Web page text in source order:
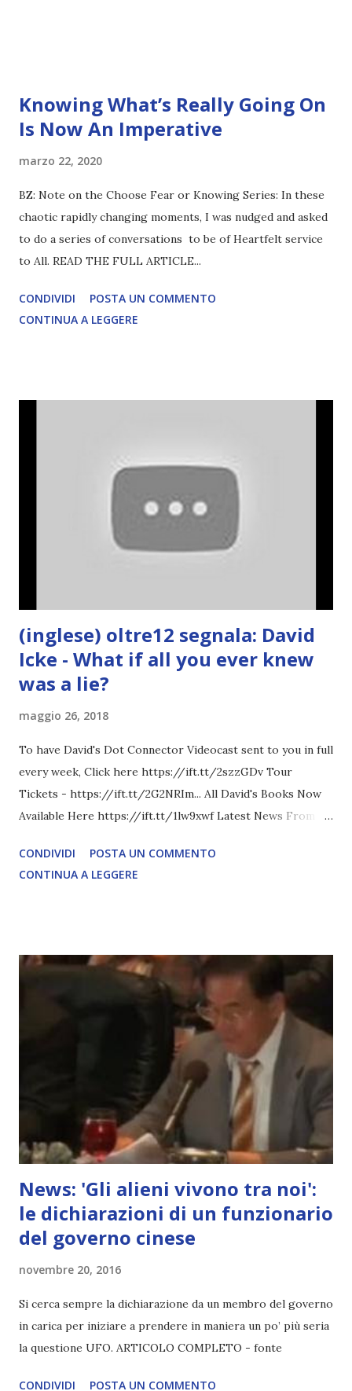
Knowing What’s Really Going On
Is Now An Imperative
marzo 22, 2020
BZ: Note on the Choose Fear or Knowing Series: In these
chaotic rapidly changing moments, I was nudged and asked
to do a series of conversations to be of Heartfelt service
to All. READ THE FULL ARTICLE...
CONDIVIDI
POSTA UN COMMENTO
CONTINUA A LEGGERE
(inglese) oltre12 segnala: David
Icke - What if all you ever knew
was a lie?
maggio 26, 2018
To have David's Dot Connector Videocast sent to you in full
every week, Click here https://ift.tt/2szzGDv Tour
Tickets - https://ift.tt/2G2NRIm... All David's Books Now
Available Here https://ift.tt/1lw9xwf Latest News From
COMPLETO - fonte
CONDIVIDI
POSTA UN COMMENTO
CONTINUA A LEGGERE
News: 'Gli alieni vivono tra noi':
le dichiarazioni di un funzionario
del governo cinese
novembre 20, 2016
Si cerca sempre la dichiarazione da un membro del governo
in carica per iniziare a prendere in maniera un po’ più seria
la questione UFO. ARTICOLO COMPLETO - fonte
CONDIVIDI POSTA UN COMMENTO